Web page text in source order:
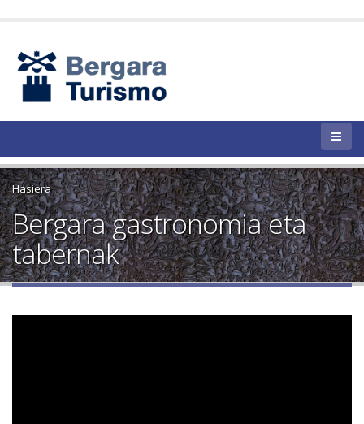
Hasiera
Bergara gastronomia eta
tabernak